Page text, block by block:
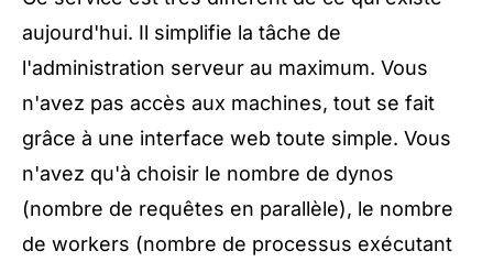
aujourd'hui. Il simplifie la tâche de
l'administration serveur au maximum. Vous
n'avez pas accès aux machines, tout se fait
grâce à une interface web toute simple. Vous
n'avez qu'à choisir le nombre de dynos
(nombre de requêtes en parallèle), le nombre
de workers (nombre de processus exécutant